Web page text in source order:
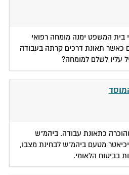
בית המשפט ימנה מומחה רפואי
כאשר תאונת דרכים קרתה בעבודה
עליו לשלם למומחה?
כתאונת עבודה. ביהמ"ש
מטעם ביהמ"ש לבחינת מצבו,
בביטוח הלאומי.